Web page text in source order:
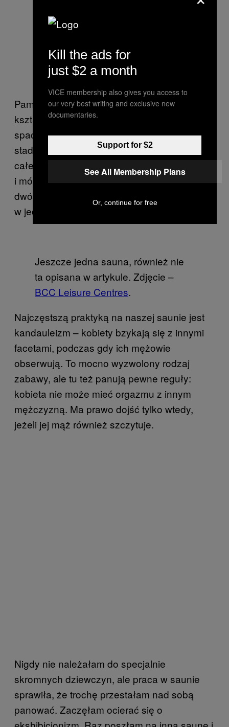
Pamiętam też pewną 40-latkę o wyraźnych
kształtach, która miała na sobie halkę i
spacerowała w niej po łaźni. Śledziło ją
stado napalonych pacjentów. Po obejściu
całej sauny podchodziła do nich pojedynczo
i mówiła: „Ty, tak. Ty, nie”. Wybrała sobie
dwóch do trójkąta, po czym wszyscy zniknęli
w jednym z pomieszczeń.
Jeszcze jedna sauna, również nie
ta opisana w artykule. Zdjęcie –
BCC Leisure Centres.
Najczęstszą praktyką na naszej saunie jest
kandauleizm – kobiety bzykają się z innymi
facetami, podczas gdy ich mężowie
obserwują. To mocno wyzwolony rodzaj
zabawy, ale tu też panują pewne reguły:
kobieta nie może mieć orgazmu z innym
mężczyzną. Ma prawo dojść tylko wtedy,
jeżeli jej mąż również szczytuje.
Nigdy nie należałam do specjalnie
skromnych dziewczyn, ale praca w saunie
sprawiła, że trochę przestałam nad sobą
panować. Zaczęłam ocierać się o
Kill the ads for
just $2 a month
VICE membership also gives you access to
our very best writing and exclusive new
documentaries.
Support for $2
See All Membership Plans
Or, continue for free